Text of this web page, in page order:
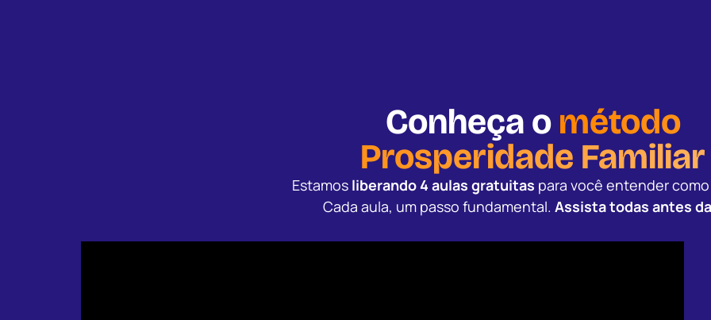
Conheça o método
Prosperidade Familiar
Estamos liberando 4 aulas gratuitas para você entender
Cada aula, um passo fundamental. Assista todas antes